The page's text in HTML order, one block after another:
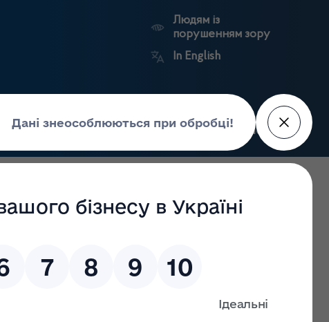
Людям із
порушенням зору
In English
Прес-центр Пошук
та
нагляд
реєстри
портал
Держлікслужби
Державної служби з лікарських засобів та контролю за